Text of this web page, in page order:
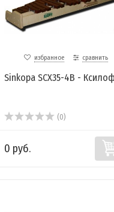
избранное сравнить
Sinkopa SCX35-4B -
(0)
0 руб.